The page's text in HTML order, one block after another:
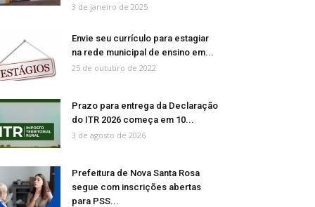
3 de janeiro de 2025
Envie seu currículo para estagiar
na rede municipal de ensino em...
25 de outubro de 2022
Prazo para entrega da Declaração
do ITR 2026 começa em 10...
3 de agosto de 2026
Prefeitura de Nova Santa Rosa
segue com inscrições abertas
para PSS...